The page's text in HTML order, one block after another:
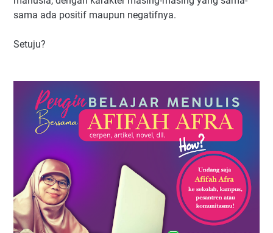
sama ada positif maupun negatifnya.
Setuju?